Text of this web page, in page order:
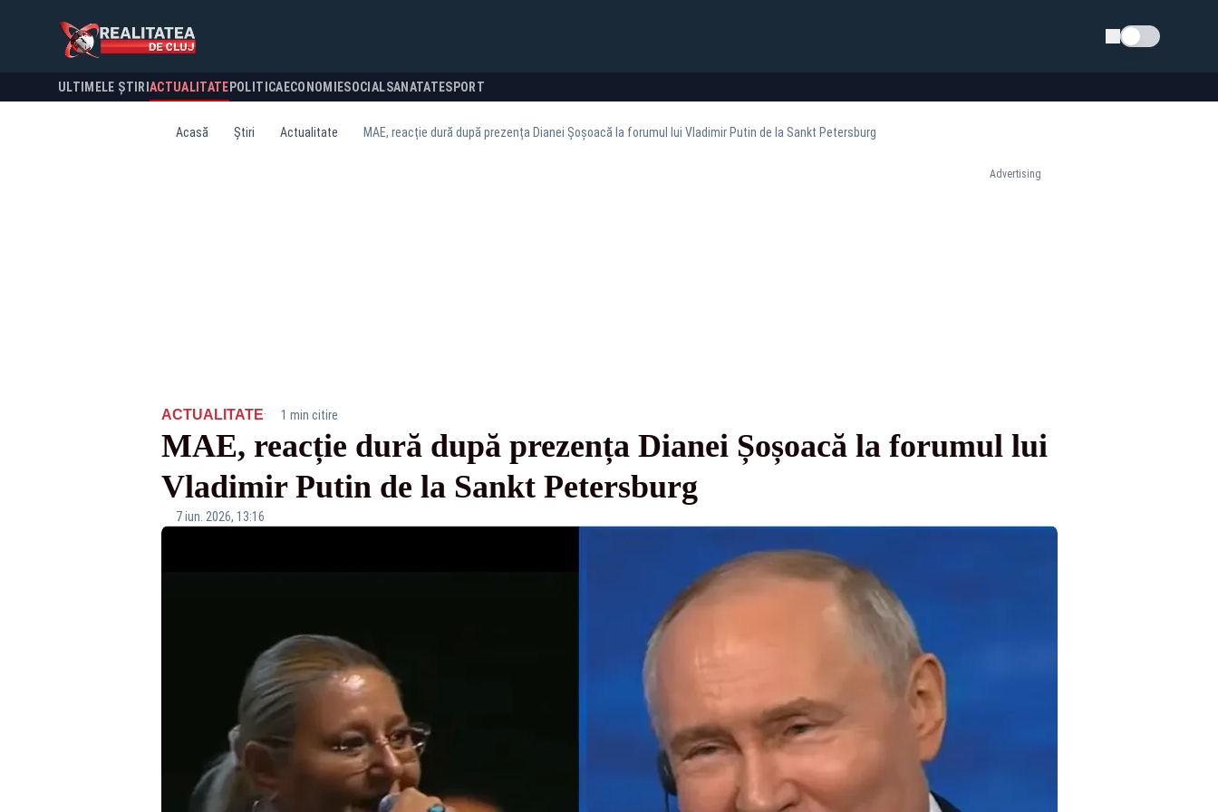
Schimba tema
ULTIMELE ȘTIRI ACTUALITATE POLITICA ECONOMIESOCIALSANATATESPORT
Acasă Știri Actualitate MAE, reacție dură după prezența Dianei Șoșoacă la forumul lui Vladimir Putin de la Sankt Petersburg
Advertising
ACTUALITATE· 1 min citire
MAE, reacție dură după prezența Dianei Șoșoacă la forumul lui
Vladimir Putin de la Sankt Petersburg
7 iun. 2026, 13:16